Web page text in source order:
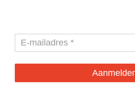
Bent u na het kijken van de
van Nederland - De Tweede
nieuwsgierig naar meer? In dit
bij de zeven centrale thema’s